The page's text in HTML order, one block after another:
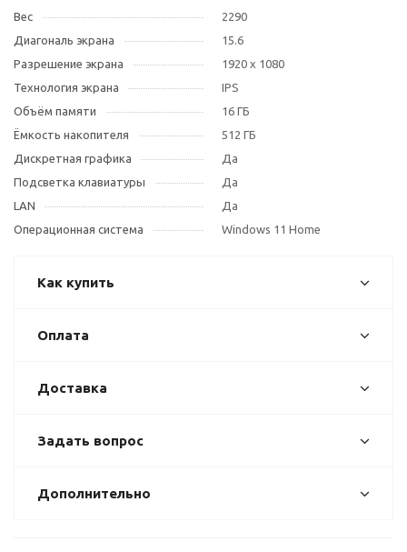
Вес
2290
Диагональ экрана
15.6
Разрешение экрана
1920 x 1080
Технология экрана
IPS
Объём памяти
16 ГБ
Ёмкость накопителя
512 ГБ
Дискретная графика
Да
Подсветка клавиатуры
Да
LAN
Да
Операционная система
Windows 11 Home
Как купить
Оплата
Доставка
Задать вопрос
Дополнительно